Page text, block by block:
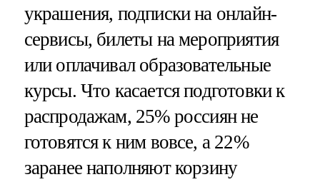
украшения, подписки на онлайн-
сервисы, билеты на мероприятия
или оплачивал образовательные
курсы. Что касается подготовки к
распродажам, 25% россиян не
готовятся к ним вовсе, а 22%
заранее наполняют корзину